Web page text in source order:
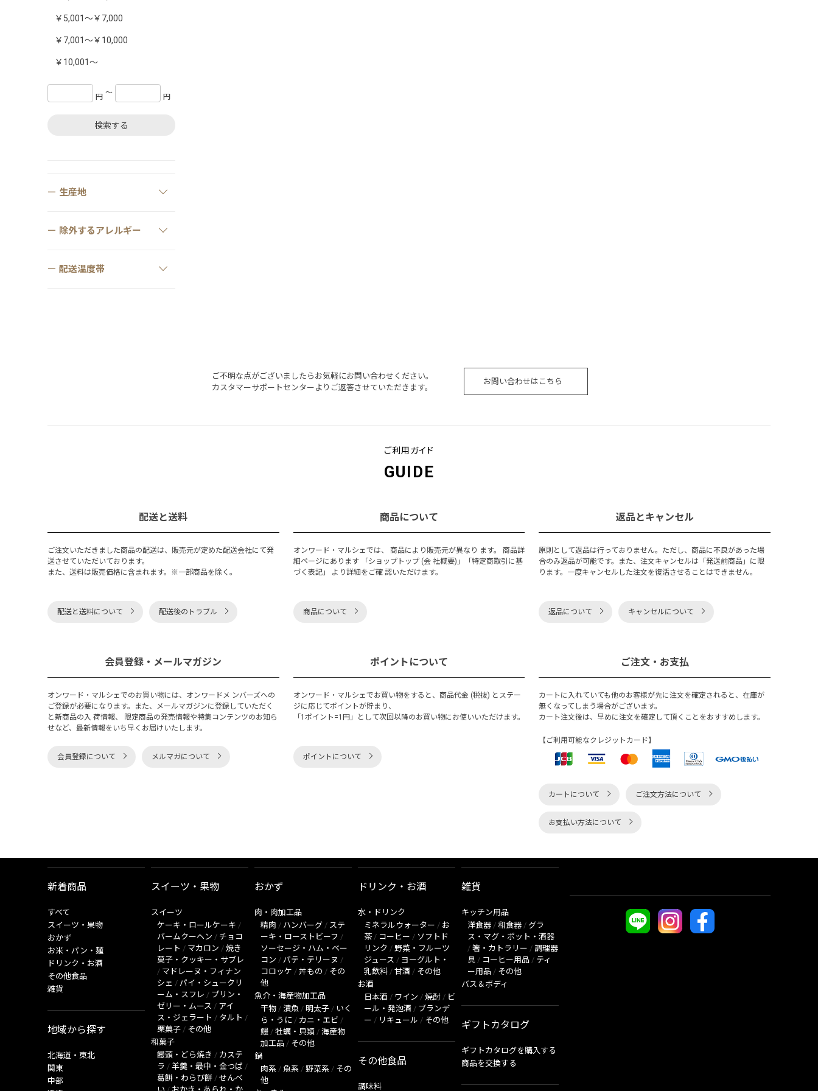
￥5,001～￥7,000
￥7,001～￥10,000
￥10,001～
円 〜 円
検索する
生産地
除外するアレルギー
配送温度帯
ご不明な点がございましたらお気軽にお問い合わせください。
カスタマーサポートセンターよりご返答させていただきます。
お問い合わせはこちら
ご利用ガイド
GUIDE
配送と送料
ご注文いただきました商品の配送は、販売元が定めた配送会社にて発
送させていただいております。
また、送料は販売価格に含まれます。※一部商品を除く。
配送と送料について 配送後のトラブル
商品について
オンワード・マルシェでは、 商品により販売元が異なり ます。 商品詳
細ページにあります 「ショップトップ (会 社概要)」「特定商取引に基
づく表記」 より詳細をご確 認いただけます。
商品について
返品とキャンセル
原則として返品は行っておりません。ただし、商品に不良があった場
合のみ返品が可能です。また、注文キャンセルは「発送前商品」に限
ります。一度キャンセルした注文を復活させることはできません。
返品について キャンセルについて
会員登録・メールマガジン
オンワード・マルシェでのお買い物には、オンワードメ ンバーズへの
ご登録が必要になります。また、メールマガジンに登録していただく
と新商品の入 荷情報、 限定商品の発売情報や特集コンテンツのお知ら
せなど、最新情報をいち早くお届けいたします。
会員登録について メルマガについて
ポイントについて
オンワード・マルシェでお買い物をすると、商品代金 (税抜) とステー
ジに応じてポイントが貯まり、
「1ポイント=1円」として次回以降のお買い物にお使いいただけます。
ポイントについて
ご注文・お支払
カートに入れていても他のお客様が先に注文を確定されると、在庫が
無くなってしまう場合がございます。
カート注文後は、早めに注文を確定して頂くことをおすすめします。
【ご利用可能なクレジットカード】
カートについて ご注文方法について
お支払い方法について
新着商品
すべて
スイーツ・果物
おかず
お米・パン・麺
ドリンク・お酒
その他食品
雑貨
地域から探す
北海道・東北
関東
中部
スイーツ・果物
スイーツ
ケーキ・ロールケーキ /
バームクーヘン / チョコ
レート / マカロン / 焼き
菓子・クッキー・サブレ
/ マドレーヌ・フィナン
シェ / パイ・シュークリ
ーム・スフレ / プリン・
ゼリー・ムース / アイ
ス・ジェラート / タルト /
栗菓子 / その他
和菓子
饅頭・どら焼き / カステ
ラ / 羊羹・最中・金つば /
葛餅・わらび餅 / せんべ
おかず
肉・肉加工品
精肉 / ハンバーグ / ステ
ーキ・ローストビーフ /
ソーセージ・ハム・ベー
コン / パテ・テリーヌ /
コロッケ / 丼もの / その
他
魚介・海産物加工品
干物 / 漬魚 / 明太子 / いく
ら・うに / カニ・エビ /
鰻 / 牡蠣・貝類 / 海産物
加工品 / その他
鍋
肉系 / 魚系 / 野菜系 / その
他
ドリンク・お酒
水・ドリンク
ミネラルウォーター / お
茶 / コーヒー / ソフトド
リンク / 野菜・フルーツ
ジュース / ヨーグルト・
乳飲料 / 甘酒 / その他
お酒
日本酒 / ワイン / 焼酎 / ビ
ール・発泡酒 / ブランデ
ー / リキュール / その他
その他食品
調味料
雑貨
キッチン用品
洋食器 / 和食器 / グラ
ス・マグ・ポット・酒器
/ 箸・カトラリー / 調理器
具 / コーヒー用品 / ティ
ー用品 / その他
バス＆ボディ
ギフトカタログ
ギフトカタログを購入する
商品を交換する